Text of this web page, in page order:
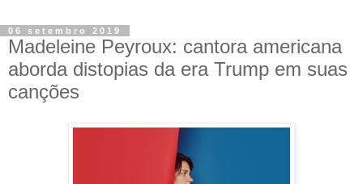
06 setembro 2019
Madeleine Peyroux: cantora americana
aborda distopias da era Trump em suas
canções